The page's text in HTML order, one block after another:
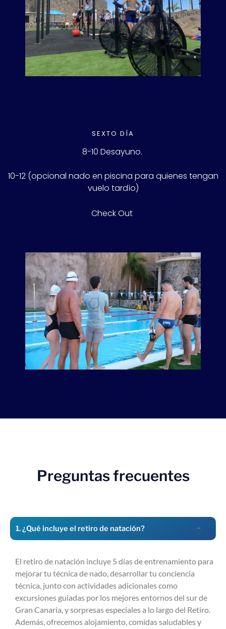
SEXTO DÍA
8-10 Desayuno.
10-12 (opcional nado en piscina para quienes tengan
vuelo tardío)
Check Out
Preguntas frecuentes
1. ¿Qué incluye el retiro de natación?
El retiro de natación incluye 5 días de entrenamiento para
mejorar tu técnica de nado, desarrollar tu conciencia
técnica, junto con actividades adicionales como
excursiones guiadas por los mejores entornos del sur de
Gran Canaria, y sorpresas especiales a lo largo del Retiro.
Además, ofrecemos alojamiento, comidas saludables y